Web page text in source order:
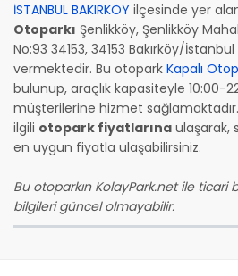
İSTANBUL BAKIRKÖY ilçesinde yer
Otoparkı Şenlikköy, Şenlikköy
No:93 34153, 34153 Bakırköy/
vermektedir. Bu otopark Kapalı
bulunup, araçlık kapasiteyle 10:00-
müşterilerine hizmet
ilgili otopark fiyatlarına ulaşarak,
en uygun fiyatla ulaşabilirsiniz.
Bu otoparkın KolayPark.net ile ticari
bilgileri güncel olmayabilir.